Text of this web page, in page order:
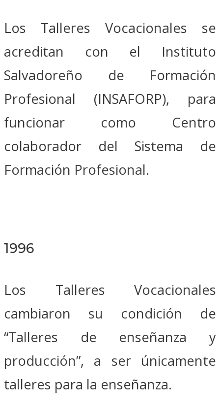
Los Talleres Vocacionales se
acreditan con el Instituto
Salvadoreño de Formación
Profesional (INSAFORP), para
funcionar como Centro
colaborador del Sistema de
Formación Profesional.
1996
Los Talleres Vocacionales
cambiaron su condición de
“Talleres de enseñanza y
producción”, a ser únicamente
talleres para la enseñanza.